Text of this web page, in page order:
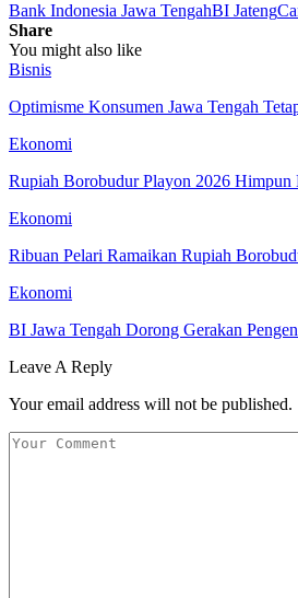
Bank Indonesia Jawa TengahBI Jateng
Share
You might also like
Bisnis
Optimisme Konsumen Jawa Tengah
Ekonomi
Rupiah Borobudur Playon 2026
Ekonomi
Ribuan Pelari Ramaikan Rupiah
Ekonomi
BI Jawa Tengah Dorong Gerakan
Leave A Reply
Your email address will not be published.